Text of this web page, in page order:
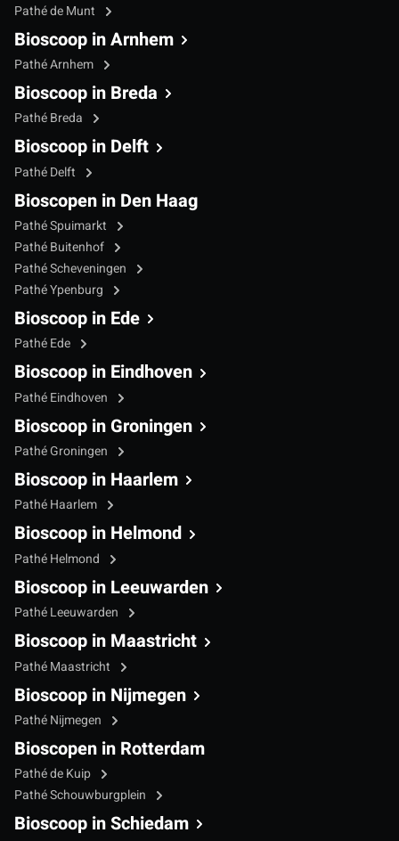
Pathé de Munt
Bioscoop in Arnhem
Pathé Arnhem
Bioscoop in Breda
Pathé Breda
Bioscoop in Delft
Pathé Delft
Bioscopen in Den Haag
Pathé Spuimarkt
Pathé Buitenhof
Pathé Scheveningen
Pathé Ypenburg
Bioscoop in Ede
Pathé Ede
Bioscoop in Eindhoven
Pathé Eindhoven
Bioscoop in Groningen
Pathé Groningen
Bioscoop in Haarlem
Pathé Haarlem
Bioscoop in Helmond
Pathé Helmond
Bioscoop in Leeuwarden
Pathé Leeuwarden
Bioscoop in Maastricht
Pathé Maastricht
Bioscoop in Nijmegen
Pathé Nijmegen
Bioscopen in Rotterdam
Pathé de Kuip
Pathé Schouwburgplein
Bioscoop in Schiedam